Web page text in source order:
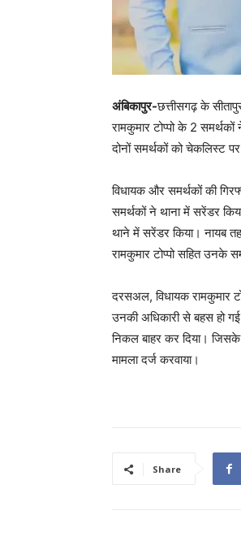
अंबिकापुर-छत्तीसगढ़ के
रामकुमार टोप्पो के 2
दोनों समर्थकों को चेकलिस्ट पर
विधायक और समर्थकों की
समर्थकों ने थाना में सरेंडर
थाने में सरेंडर किया। नायब
रामकुमार टोप्पो सहित उनके
दरसअल, विधायक रामकुमार
उनकी अधिकारी से बहस हो
निकल बाहर कर दिया।
मामला दर्ज करवाया।
Share